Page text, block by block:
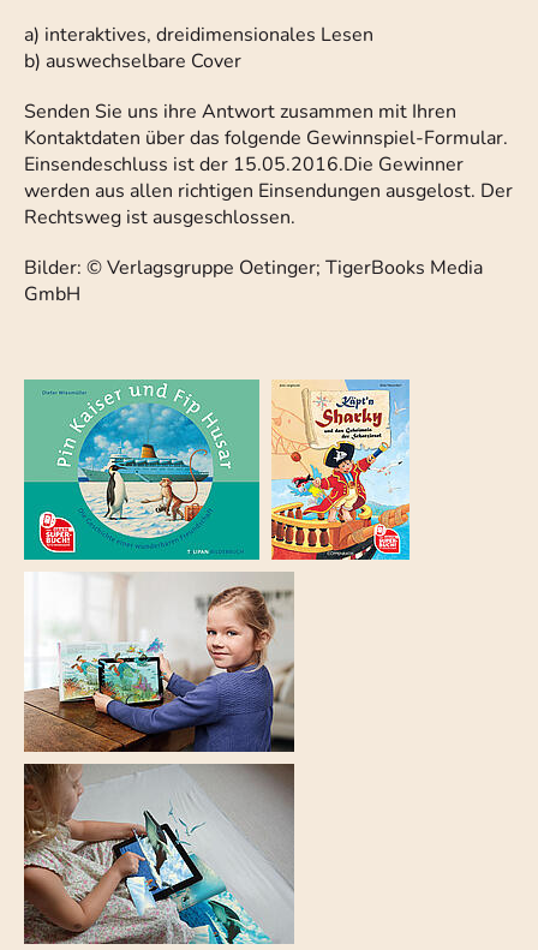
a) interaktives, dreidimensionales Lesen
b) auswechselbare Cover
Senden Sie uns ihre Antwort zusammen mit Ihren
Kontaktdaten über das folgende Gewinnspiel-Formular.
Einsendeschluss ist der 15.05.2016.Die Gewinner
werden aus allen richtigen Einsendungen ausgelost. Der
Rechtsweg ist ausgeschlossen.
Bilder: © Verlagsgruppe Oetinger; TigerBooks Media
GmbH